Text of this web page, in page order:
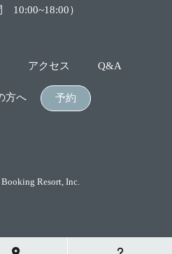
10:00~18:00）
アクセス Q&A
方へ 予約
Resort, Inc.